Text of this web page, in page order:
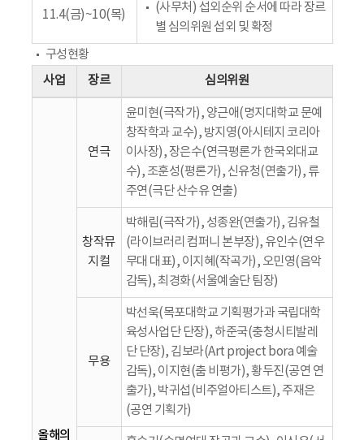
11.4(금)~10(목)
(사무처) 섭외순위 순서에 따라 장르
별 심의위원 섭외 및 확정
구성현황
사업
장르 심의위원
올해의
연극
윤미현(극작가), 양근애(명지대학교 문예
창작학과 교수), 방지영(아시테지 코리아
이사장), 장은수(연극평론가 한국외대교
수), 조훈성(평론가), 신유청(연출가), 류
주연(극단 산수유 연출)
창작뮤
지컬
박해림(극작가), 성종완(연출가), 김유철
(라이브러리 컴퍼니 본부장), 유인수(연우
무대 대표), 이지혜(작곡가), 오민영(음악
감독), 최경화(서울예술단 팀장)
무용
박선욱(목포대학교 기획평가과 국립대학
육성사업단 단장), 하준국(충청시티발레
단 단장), 김보라(Art project bora 예술
감독), 이지현(춤 비평가), 황두진(공연 연
출가), 박귀섭(비주얼아티스트), 주재은
(공연 기획가)